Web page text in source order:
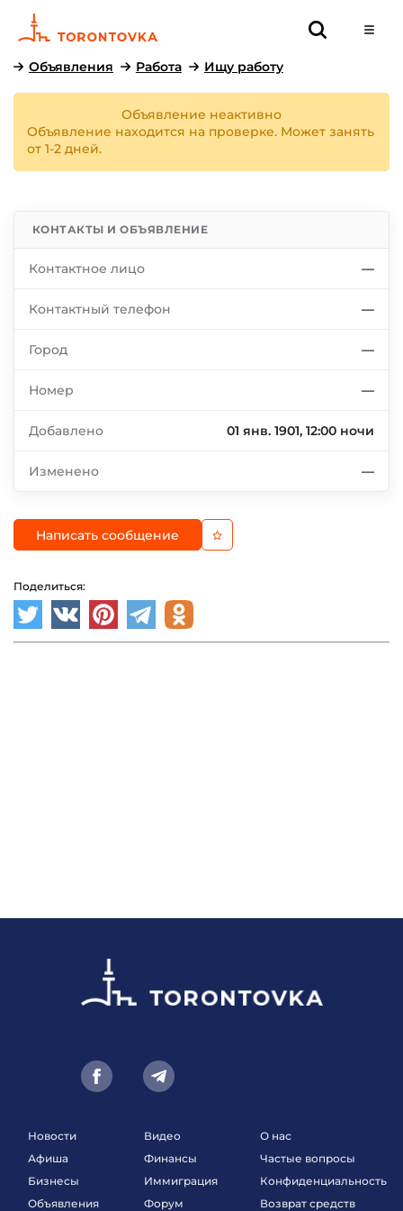
Объявления Работа Ищу работу
Объявление неактивно
Объявление находится на проверке. Может занять
от 1-2 дней.
КОНТАКТЫ И ОБЪЯВЛЕНИЕ
Контактное лицо —
Контактный телефон —
Город —
Номер —
Добавлено 01 янв. 1901, 12:00 ночи
Изменено —
Написать сообщение
Поделиться:
Новости
Афиша
Бизнесы
Объявления
Видео
Финансы
Иммиграция
Форум
О нас
Частые вопросы
Конфиденциальность
Возврат средств